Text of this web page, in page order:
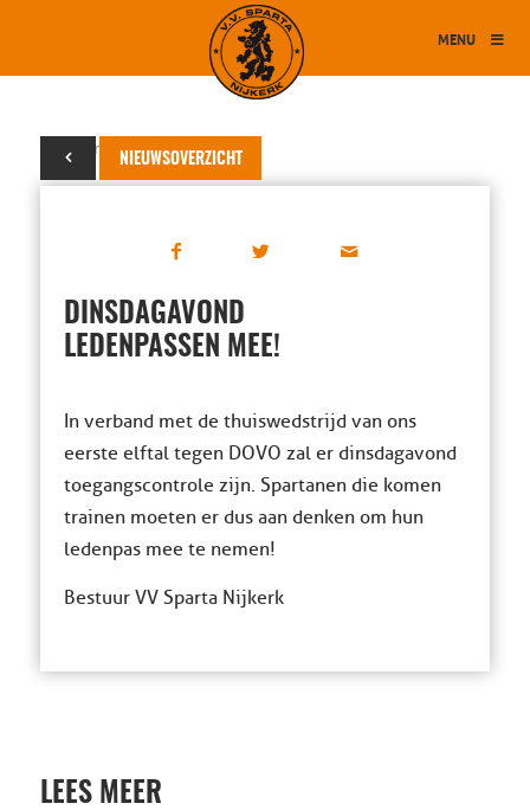
MENU
NIEUWSOVERZICHT
28 maart 2022
DINSDAGAVOND
LEDENPASSEN MEE!
In verband met de thuiswedstrijd van ons
eerste elftal tegen DOVO zal er dinsdagavond
toegangscontrole zijn. Spartanen die komen
trainen moeten er dus aan denken om hun
ledenpas mee te nemen!
Bestuur VV Sparta Nijkerk
LEES MEER